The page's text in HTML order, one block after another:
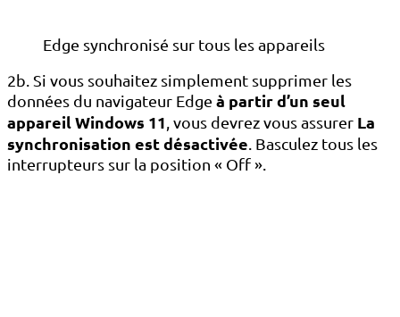
Edge synchronisé sur tous les appareils
2b. Si vous souhaitez simplement supprimer les
données du navigateur Edge à partir d’un seul
appareil Windows 11 , vous devrez vous assurer La
synchronisation est désactivée . Basculez tous les
interrupteurs sur la position « Off ».